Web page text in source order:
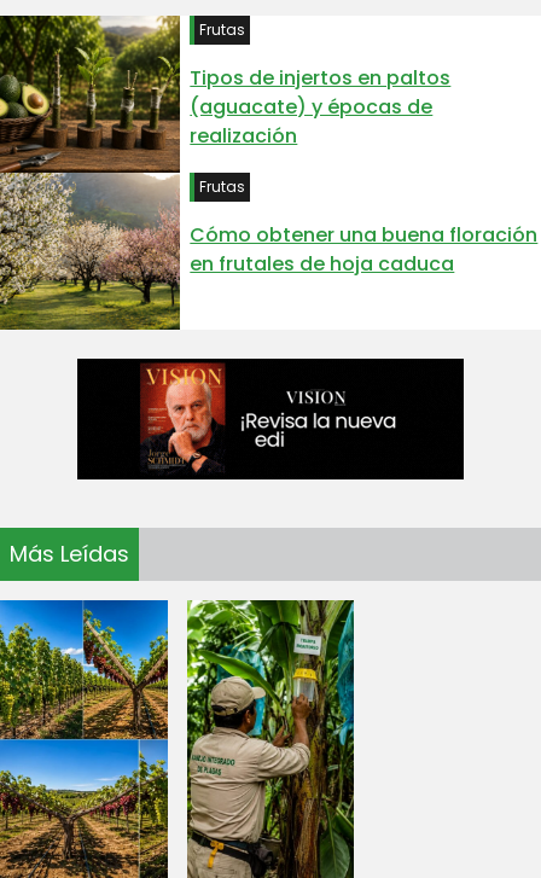
Frutas
Tipos de injertos en paltos
(aguacate) y épocas de
realización
Frutas
Cómo obtener una buena floración
en frutales de hoja caduca
Más Leídas